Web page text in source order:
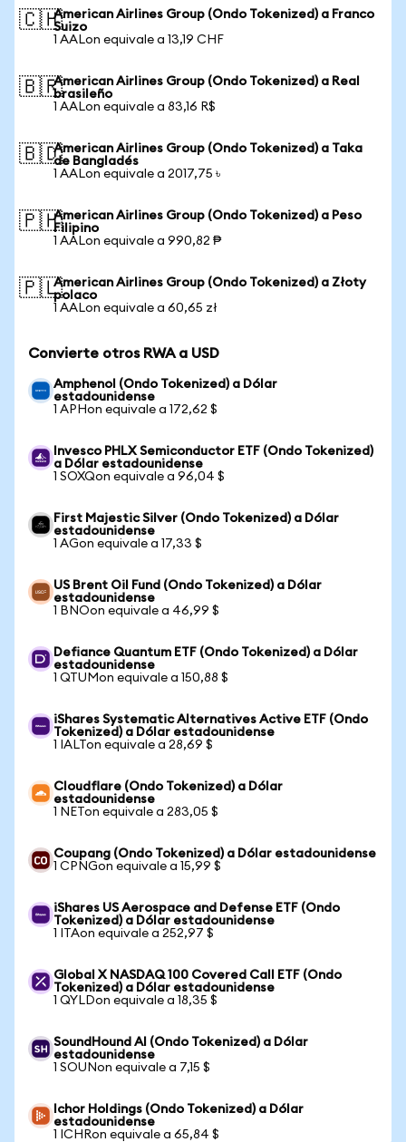
🇨🇭American Airlines Group (Ondo Tokenized) a Franco
Suizo
1 AALon equivale a 13,19 CHF
🇧🇷American Airlines Group (Ondo Tokenized) a Real
brasileño
1 AALon equivale a 83,16 R$
🇧🇩American Airlines Group (Ondo Tokenized) a Taka
de Bangladés
1 AALon equivale a 2017,75 ৳
🇵🇭American Airlines Group (Ondo Tokenized) a Peso
Filipino
1 AALon equivale a 990,82 ₱
🇵🇱American Airlines Group (Ondo Tokenized) a Złoty
polaco
1 AALon equivale a 60,65 zł
Convierte otros RWA a USD
Amphenol (Ondo Tokenized) a Dólar
estadounidense
1 APHon equivale a 172,62 $
Invesco PHLX Semiconductor ETF (Ondo Tokenized)
a Dólar estadounidense
1 SOXQon equivale a 96,04 $
First Majestic Silver (Ondo Tokenized) a Dólar
estadounidense
1 AGon equivale a 17,33 $
US Brent Oil Fund (Ondo Tokenized) a Dólar
estadounidense
1 BNOon equivale a 46,99 $
Defiance Quantum ETF (Ondo Tokenized) a Dólar
estadounidense
1 QTUMon equivale a 150,88 $
iShares Systematic Alternatives Active ETF (Ondo
Tokenized) a Dólar estadounidense
1 IALTon equivale a 28,69 $
Cloudflare (Ondo Tokenized) a Dólar
estadounidense
1 NETon equivale a 283,05 $
Coupang (Ondo Tokenized) a Dólar estadounidense
1 CPNGon equivale a 15,99 $
iShares US Aerospace and Defense ETF (Ondo
Tokenized) a Dólar estadounidense
1 ITAon equivale a 252,97 $
Global X NASDAQ 100 Covered Call ETF (Ondo
Tokenized) a Dólar estadounidense
1 QYLDon equivale a 18,35 $
SoundHound AI (Ondo Tokenized) a Dólar
estadounidense
1 SOUNon equivale a 7,15 $
Ichor Holdings (Ondo Tokenized) a Dólar
estadounidense
1 ICHRon equivale a 65,84 $